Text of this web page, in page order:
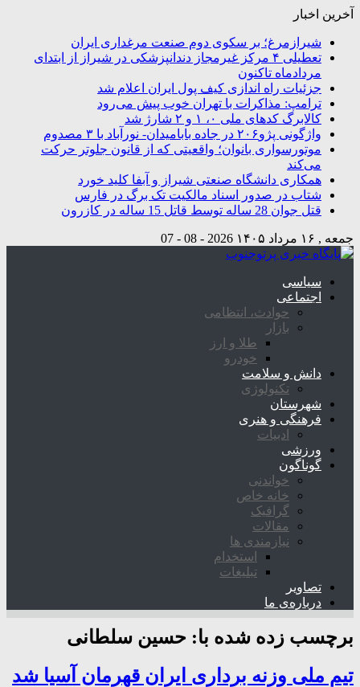
آخرین اخبار
شیرازمرغ؛ بر سکوی دوم صنعت مرغداری ایران
تعطیلی ۴ مرکز غیرمجاز دندانپزشکی در شیراز از ابتدای
مردادماه تاکنون
جزئیات راه اندازی کیف پول ایران اعلام شد
ترامپ: مذاکرات با تهران خوب پیش می‌رود
کالابرگ کدهای ملی ۰، ۱ و ۲ شارژ شد
واژگونی پژو۲۰۶ در جاده بابامیدان- نورآباد با ۳ مصدوم
موتورسواری بانوان؛ واقعیتی که از قانون جلوتر حرکت
می‌کند
همکاری دانشگاه صنعتی شیراز و آبفا کلید خورد
شتاب در صدور اسناد مالکیت تک برگ در فارس
قتل جوان 28 ساله توسط قاتل 15 ساله در کازرون
جمعه , ۱۶ مرداد ۱۴۰۵ 2026 - 08 - 07
سیاسی
اجتماعی
حوادث، انتظامی
بازار
طلا و ارز
خودرو
دانش و سلامت
تکنولوژی
شهرستان
فرهنگی و هنری
ادبیات
ورزشی
گوناگون
خواندنی
خانه خاص
گرافیک
مقالات
نیازمندی ها
استخدام
تبلیغات
تصاویر
درباره‌ی ما
برچسب زده شده با: حسین سلطانی
تیم ملی وزنه برداری ایران قهرمان آسیا شد